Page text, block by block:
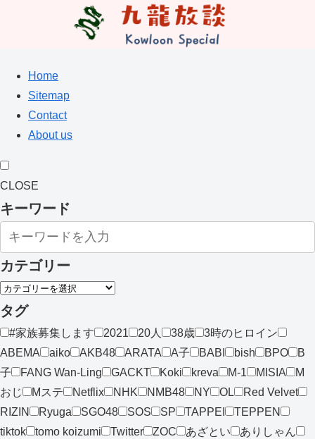
Home
Sitemap
Contact
About us
CLOSE
キーワード
カテゴリー
タグ
#家族募集します 2021 20人 38歳
3時のヒロイン
ABEMA
aiko AKB48 ARATA A子 BABI bish BPO
B
子
FANG Wan-Ling GACKT Koki kreva M-1 MISIA
M
おじ
Mステ Netflix NHK NMB48 NY OL
Red Velvet
RIZIN
Ryuga SGO48 SOS SP TAPPEI
TEPPEN
tiktok
tomo koizumi Twitter ZOC あざとい
ありしゃん